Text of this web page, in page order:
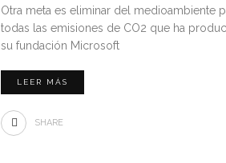
Otra meta es eliminar del medioambiente
todas las emisiones de CO2 que ha
su fundación Microsoft
LEER MÁS
SHARE